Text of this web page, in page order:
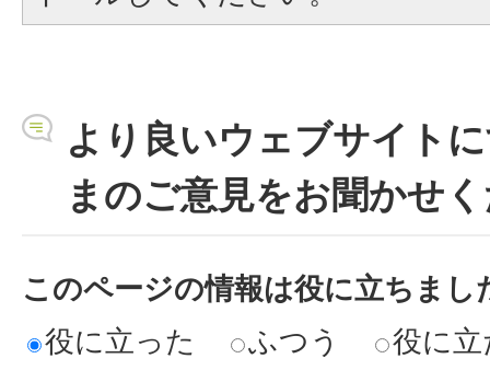
より良いウェブサイト
まのご意見をお聞かせ
このページの情報は役に立ちまし
役に立った
ふつう 役に